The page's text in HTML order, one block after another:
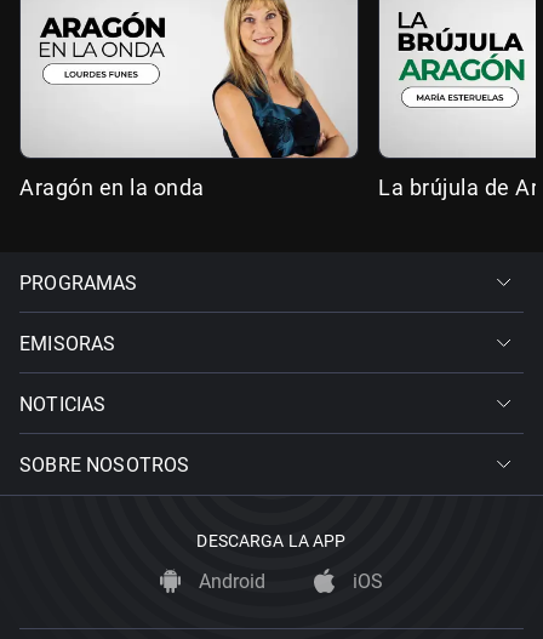
Aragón en la onda La brújula de
PROGRAMAS
EMISORAS
NOTICIAS
SOBRE NOSOTROS
DESCARGA LA APP
Android iOS